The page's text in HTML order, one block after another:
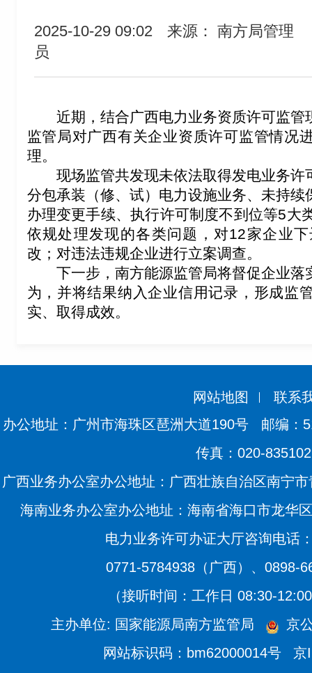
2025-10-29 09:02
来源： 南方局管理
员
近期，结合广西电力业务资质许可监
监管局对广西有关企业资质许可监管情况
理。
现场监管共发现未依法取得发电业务
分包承装（修、试）电力设施业务、未持
办理变更手续、执行许可制度不到位等5大
依规处理发现的各类问题，对12家企业
改；对违法违规企业进行立案调查。
下一步，南方能源监管局将督促企业
为，并将结果纳入企业信用记录，形成监
实、取得成效。
网站地图
联系
办公地址：广州市海珠区琶洲大道190号
邮编：
传真：020-
广西业务办公室办公地址：广西壮族自治区南宁
海南业务办公室办公地址：海南省海口市龙华
电力业务许可办证大厅咨询电话
0771-5784938（广西）、0898-
（接听时间：工作日 08:30-
主办单位: 国家能源局南方监管局
京
网站标识码：bm62000014号
京